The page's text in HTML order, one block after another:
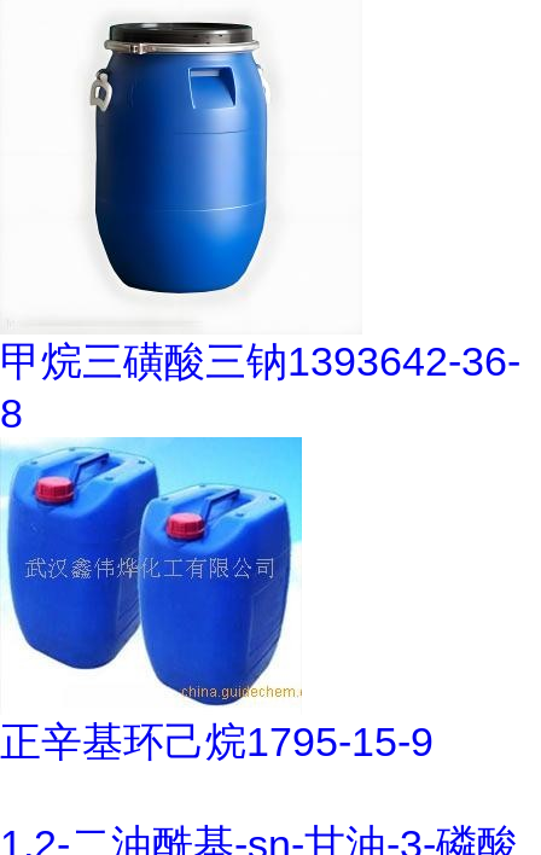
甲烷三磺酸三钠1393642-36-
8
正辛基环己烷1795-15-9
1,2-二油酰基-sn-甘油-3-磷酸